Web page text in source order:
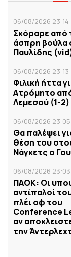
06/08/2026 23:14
Σκόραρε από
άσπρη βούλα
Παυλίδης
06/08/2026 23:13
Φιλική ήττα
Ατρόμητο
Λεμεσού (1-2)
06/08/2026 23:05
Θα παλέψει
θέση του
Νάγκετς ο
06/08/2026 23:03
ΠΑΟΚ: Οι
αντίπαλοί
πλέι οφ του
Conference
αν
την